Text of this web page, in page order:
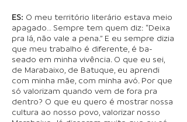
ES: O meu território literário estava meio
apagado… Sempre tem quem diz: “Deixa
pra lá, não vale a pena.” E eu sempre dizia
que meu trabalho é diferente, é ba-
seado em minha vivência. O que eu sei,
de Marabaixo, de Batuque, eu aprendi
com minha mãe, com minha avó. Por que
só valorizam quando vem de fora pra
dentro? O que eu quero é mostrar nossa
cultura ao nosso povo, valorizar nosso